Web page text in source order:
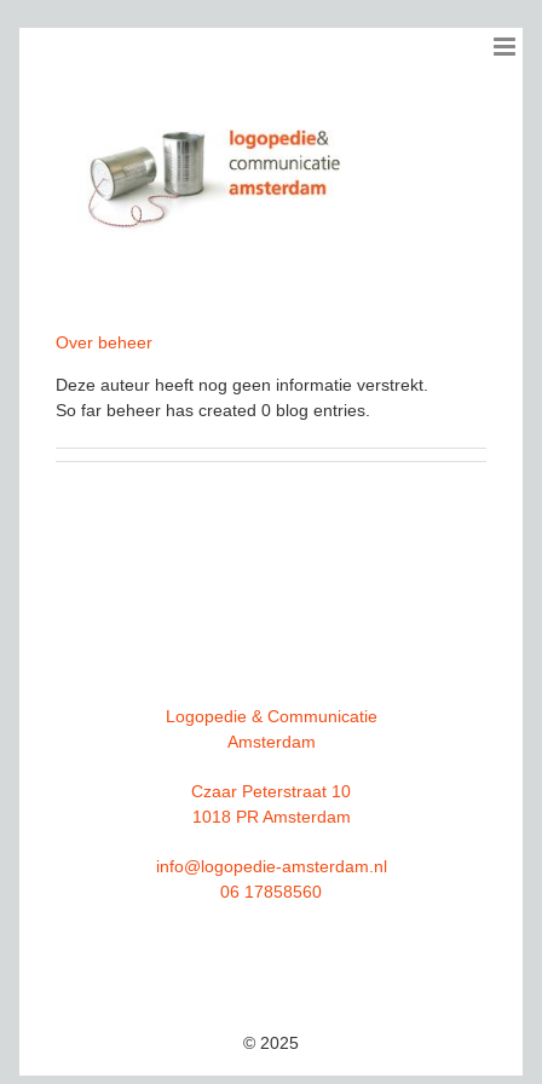
Over beheer
Deze auteur heeft nog geen informatie verstrekt.
So far beheer has created 0 blog entries.
Logopedie & Communicatie
Amsterdam
Czaar Peterstraat 10
1018 PR Amsterdam
info@logopedie-amsterdam.nl
06 17858560
© 2025